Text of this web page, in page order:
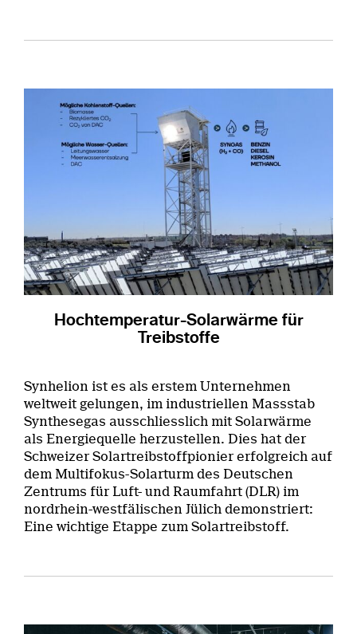
Hochtemperatur-Solarwärme für
Treibstoffe
Synhelion ist es als erstem Unternehmen
weltweit gelungen, im industriellen Massstab
Synthesegas ausschliesslich mit Solarwärme
als Energiequelle herzustellen. Dies hat der
Schweizer Solartreibstoffpionier erfolgreich auf
dem Multifokus-Solarturm des Deutschen
Zentrums für Luft- und Raumfahrt (DLR) im
nordrhein-westfälischen Jülich demonstriert:
Eine wichtige Etappe zum Solartreibstoff.